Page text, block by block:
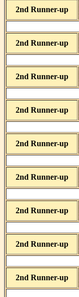
2nd Runner-up
2nd Runner-up
2nd Runner-up
2nd Runner-up
2nd Runner-up
2nd Runner-up
2nd Runner-up
2nd Runner-up
2nd Runner-up